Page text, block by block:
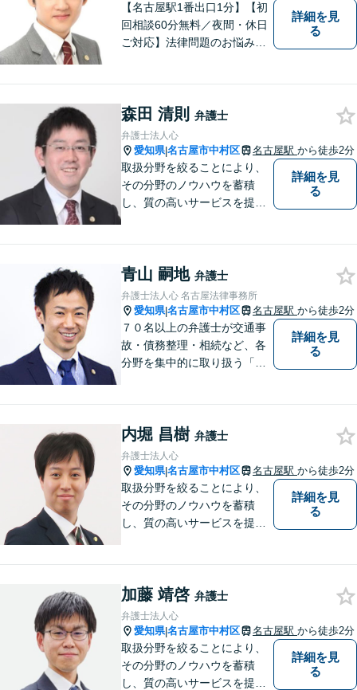
【名古屋駅1番出口1分】【初
回相談60分無料／夜間・休日
ご対応】法律問題のお悩みは
す。一人で悩みを抱え込ま
ず、一緒に解決の道を考えて
いきましょう！【Web相談
可】
詳細を見
る
森田 清則 弁護士
弁護士法人心
愛知県|名古屋市中村区 名古屋駅 から徒歩2分
取扱分野を絞ることにより、
その分野のノウハウを蓄積
し、質の高いサービスを提供
相談ください。
詳細を見
る
青山 嗣地 弁護士
弁護士法人心 名古屋法律事務所
愛知県|名古屋市中村区 名古屋駅 から徒歩2分
７０名以上の弁護士が交通事
故・債務整理・相続など、各
分野を集中的に取り扱う「分
できるよう努めております。
詳細を見
る
内堀 昌樹 弁護士
弁護士法人心
愛知県|名古屋市中村区 名古屋駅 から徒歩2分
取扱分野を絞ることにより、
その分野のノウハウを蓄積
し、質の高いサービスを提供
相談ください。
詳細を見
る
加藤 靖啓 弁護士
弁護士法人心
愛知県|名古屋市中村区 名古屋駅 から徒歩2分
取扱分野を絞ることにより、
その分野のノウハウを蓄積
し、質の高いサービスを提供
詳細を見
る